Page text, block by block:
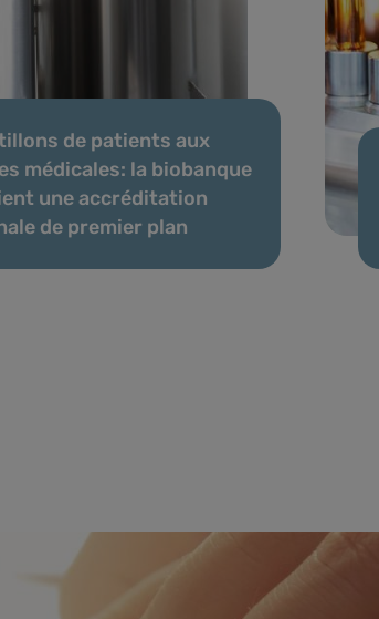
de patients aux
médicales: la biobanque
une accréditation
de premier plan